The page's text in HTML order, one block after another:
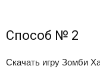
Способ № 2
Скачать игру Зомби